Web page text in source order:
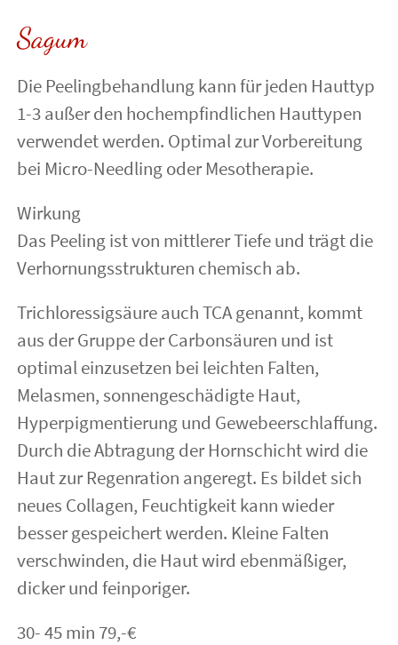
Sagum
Die Peelingbehandlung kann für jeden Hauttyp
1-3 außer den hochempfindlichen Hauttypen
verwendet werden. Optimal zur Vorbereitung
bei Micro-Needling oder Mesotherapie.
Wirkung
Das Peeling ist von mittlerer Tiefe und trägt die
Verhornungsstrukturen chemisch ab.
Trichloressigsäure auch TCA genannt, kommt
aus der Gruppe der Carbonsäuren und ist
optimal einzusetzen bei leichten Falten,
Melasmen, sonnengeschädigte Haut,
Hyperpigmentierung und Gewebeerschlaffung.
Durch die Abtragung der Hornschicht wird die
Haut zur Regenration angeregt. Es bildet sich
neues Collagen, Feuchtigkeit kann wieder
besser gespeichert werden. Kleine Falten
verschwinden, die Haut wird ebenmäßiger,
dicker und feinporiger.
30- 45 min 79,-€